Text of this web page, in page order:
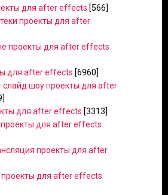
для after effects [566]
проекты для after
проекты для after effects
для after effects [6960]
шоу проекты для after
для after effects [3313]
проекты для after effects
проекты для after
для after effects